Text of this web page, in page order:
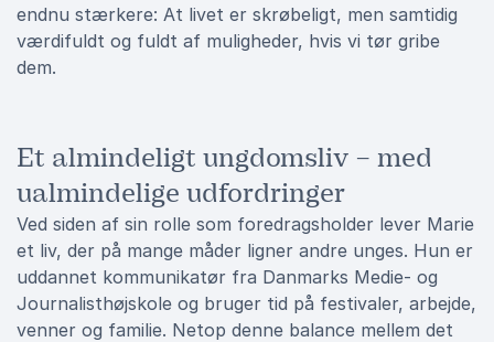
endnu stærkere: At livet er skrøbeligt, men samtidig
værdifuldt og fuldt af muligheder, hvis vi tør gribe
dem.
Et almindeligt ungdomsliv – med
ualmindelige udfordringer
Ved siden af sin rolle som foredragsholder lever Marie
et liv, der på mange måder ligner andre unges. Hun er
uddannet kommunikatør fra Danmarks Medie- og
Journalisthøjskole og bruger tid på festivaler, arbejde,
venner og familie. Netop denne balance mellem det